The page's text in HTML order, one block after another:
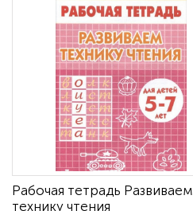
Рабочая тетрадь Развиваем
технику чтения